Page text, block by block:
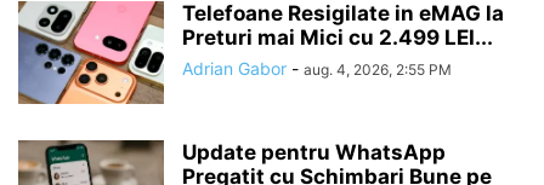
Telefoane Resigilate in eMAG la
Preturi mai Mici cu 2.499 LEI...
Adrian Gabor - aug. 4, 2026, 2:55 PM
Update pentru WhatsApp
Pregatit cu Schimbari Bune pe